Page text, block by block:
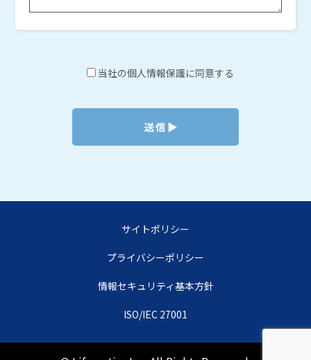
当社の個人情報保護に同意する
サイトポリシー
プライバシーポリシー
情報セキュリティ基本方針
ISO/IEC 27001